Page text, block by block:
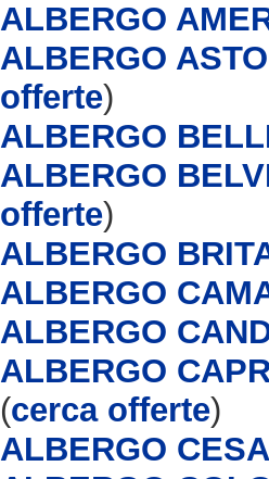
ALBERGO
ALBERGO
offerte)
ALBERGO
ALBERGO
offerte)
ALBERGO
ALBERGO
ALBERGO
ALBERGO
(cerca offerte)
ALBERGO